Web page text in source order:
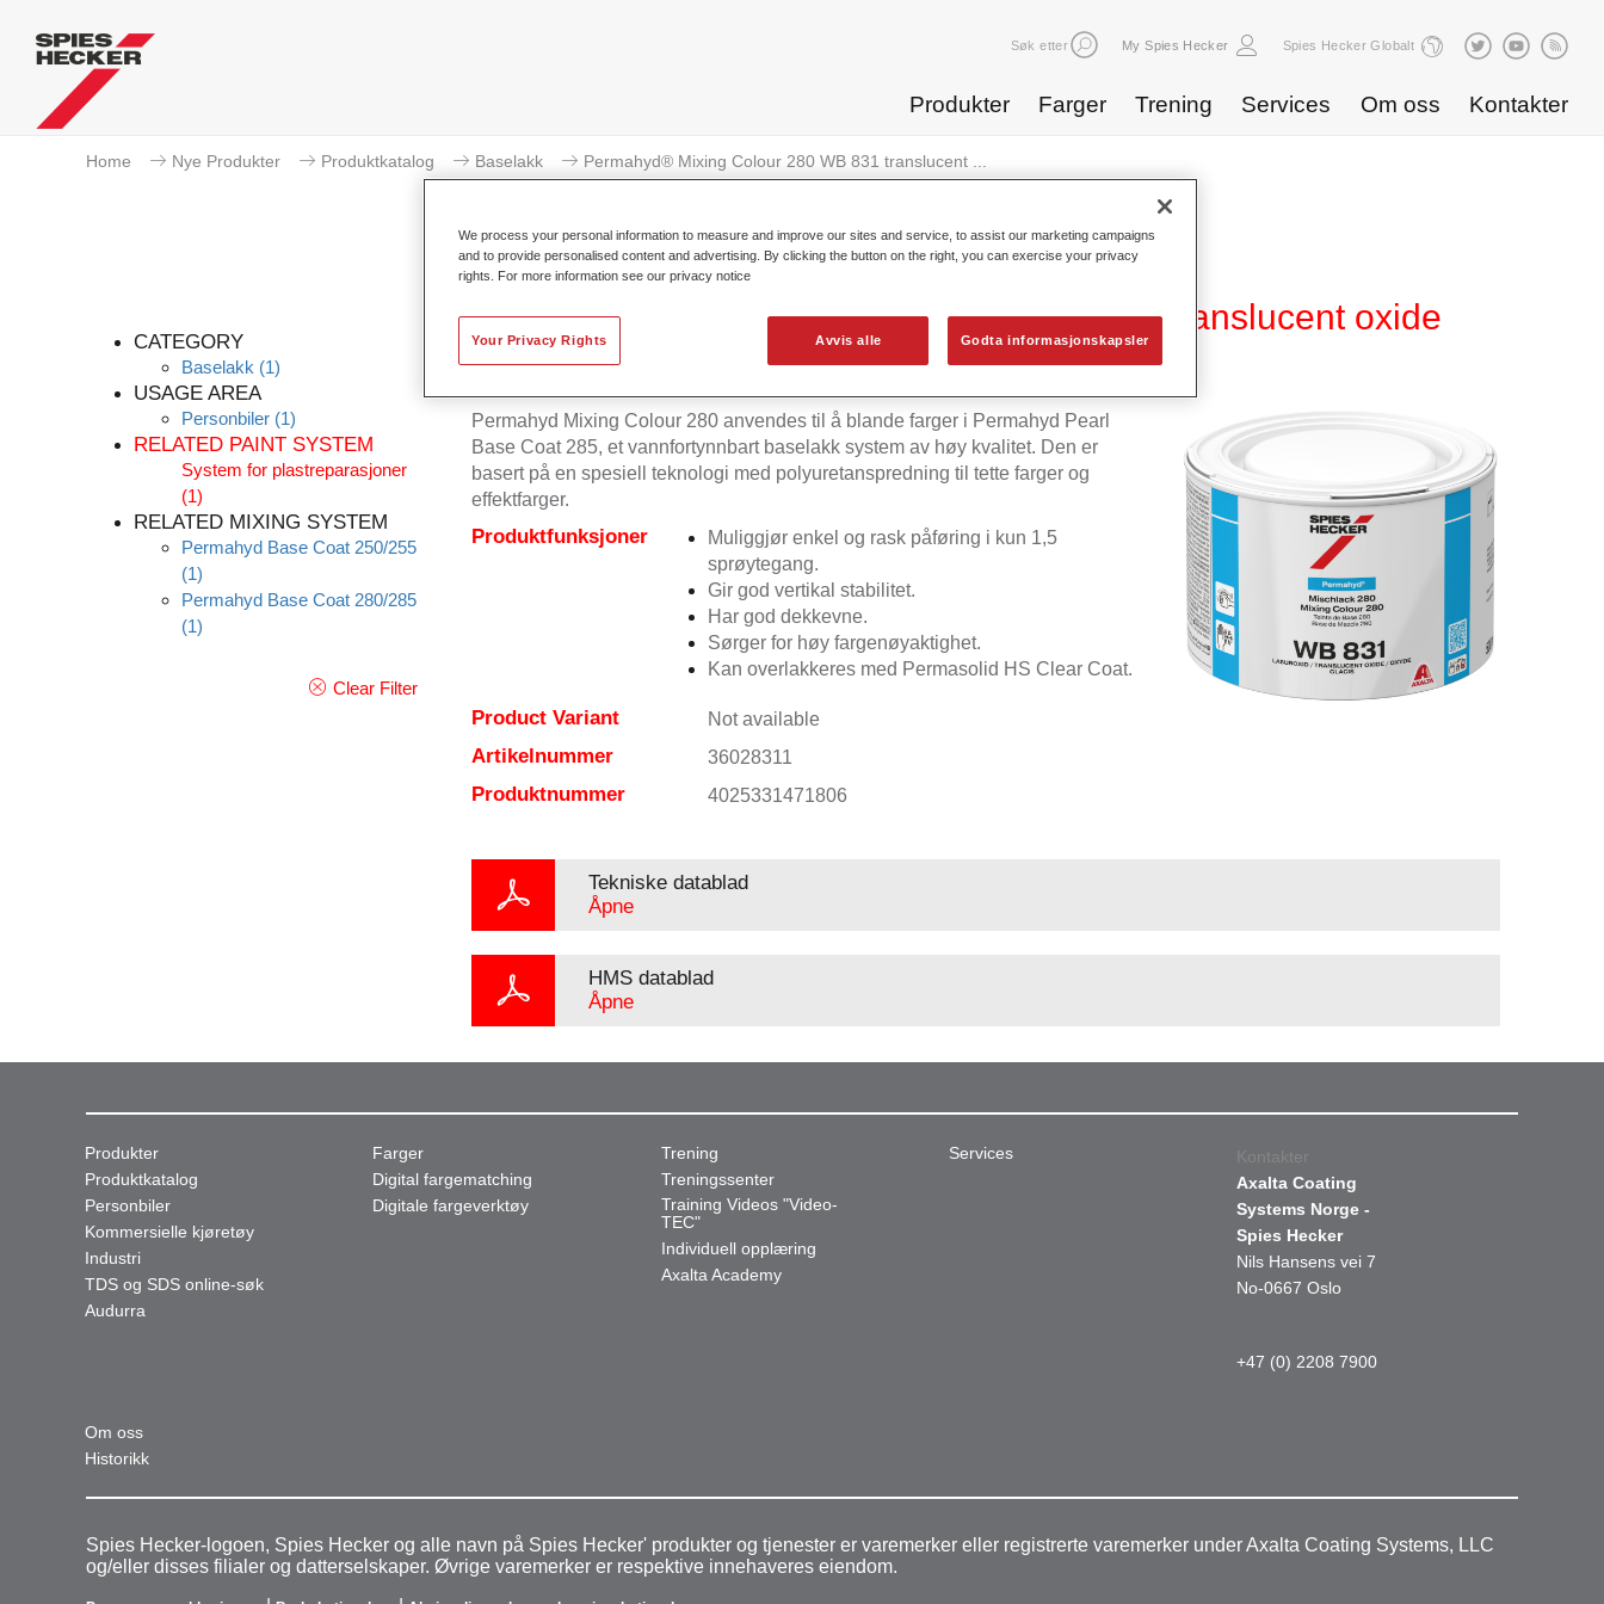
Søk etter My Spies Hecker Spies Hecker Globalt
Produkter Farger Trening Services Om oss Kontakter
Home Nye Produkter Produktkatalog Baselakk Permahyd® Mixing Colour 280 WB 831 translucent ...
CATEGORY
Baselakk (1)
USAGE AREA
Personbiler (1)
RELATED PAINT SYSTEM
System for plastreparasjoner
(1)
RELATED MIXING SYSTEM
Permahyd Base Coat 250/255
(1)
Permahyd Base Coat 280/285
(1)
Clear Filter
Permahyd® Mixing Colour 280 WB 831 translucent oxide
Permahyd Mixing Colour 280 anvendes til å blande farger i Permahyd Pearl
Base Coat 285, et vannfortynnbart baselakk system av høy kvalitet. Den er
basert på en spesiell teknologi med polyuretanspredning til tette farger og
effektfarger.
Produktfunksjoner
Muliggjør enkel og rask påføring i kun 1,5
sprøytegang.
Gir god vertikal stabilitet.
Har god dekkevne.
Sørger for høy fargenøyaktighet.
Kan overlakkeres med Permasolid HS Clear Coat.
Product Variant Not available
Artikelnummer 36028311
Produktnummer 4025331471806
Tekniske datablad
Åpne
HMS datablad
Åpne
Produkter
Produktkatalog
Personbiler
Kommersielle kjøretøy
Industri
TDS og SDS online-søk
Audurra
Farger
Digital fargematching
Digitale fargeverktøy
Trening
Treningssenter
Training Videos "Video-
TEC"
Individuell opplæring
Axalta Academy
Services
Om oss
Historikk
Kontakter
Axalta Coating
Systems Norge -
Spies Hecker
Nils Hansens vei 7
No-0667 Oslo
+47 (0) 2208 7900
Spies Hecker-logoen, Spies Hecker og alle navn på Spies Hecker' produkter og tjenester er varemerker eller registrerte varemerker under Axalta Coating Systems, LLC
og/eller disses filialer og datterselskaper. Øvrige varemerker er respektive innehaveres eiendom.
We process your personal information to measure and improve our sites and service, to assist our marketing campaigns
and to provide personalised content and advertising. By clicking the button on the right, you can exercise your privacy
rights. For more information see our privacy notice
Avvis alle Godta informasjonskapsler
Your Privacy Rights